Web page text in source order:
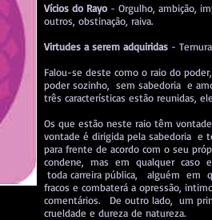
Vícios do Rayo - Orgulho, ambição,
outros, obstinação, raiva.
Virtudes a serem adquiridas -
Falou-se deste como o raio do
poder sozinho, sem sabedoria e
três características estão reunidas,
Os que estão neste raio têm
vontade é dirigida pela sabedoria e
para frente de acordo com o seu
condene, mas em qualquer caso
toda carreira pública, alguém
fracos e combaterá a opressão,
comentários. De outro lado, um
crueldade e dureza de natureza.